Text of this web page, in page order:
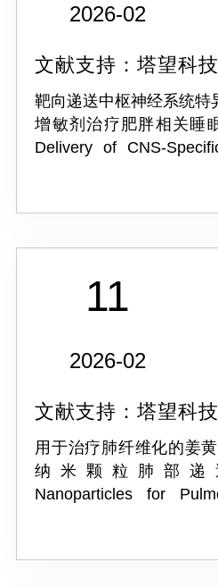
2026-02
文献支持：塔望科
系统 WBP
靶向递送中枢神经系统特
增敏剂治疗肥胖相关睡
Delivery of
11
2026-02
文献支持：塔望科
系统 WBP
用于治疗肺纤维化的姜
纳米颗粒肺部递
Nanoparticles for